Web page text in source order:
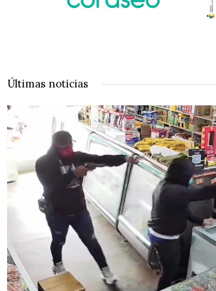
Últimas noticias